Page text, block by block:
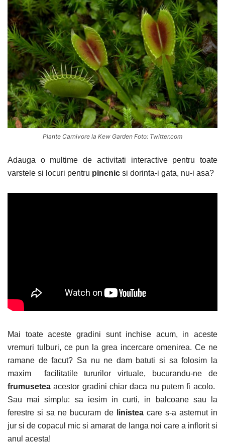
Plante Carnivore la Kew Garden Foto: Twitter.com
Adauga o multime de activitati interactive pentru toate
varstele si locuri pentru pincnic si dorinta-i gata, nu-i asa?
Mai toate aceste gradini sunt inchise acum, in aceste
vremuri tulburi, ce pun la grea incercare omenirea. Ce ne
ramane de facut? Sa nu ne dam batuti si sa folosim la
maxim facilitatile tururilor virtuale, bucurandu-ne de
frumusetea acestor gradini chiar daca nu putem fi acolo.
Sau mai simplu: sa iesim in curti, in balcoane sau la
ferestre si sa ne bucuram de
linisteacare s-a asternut in
jur si de copacul mic si amarat de langa noi care a inflorit si
anul acesta!